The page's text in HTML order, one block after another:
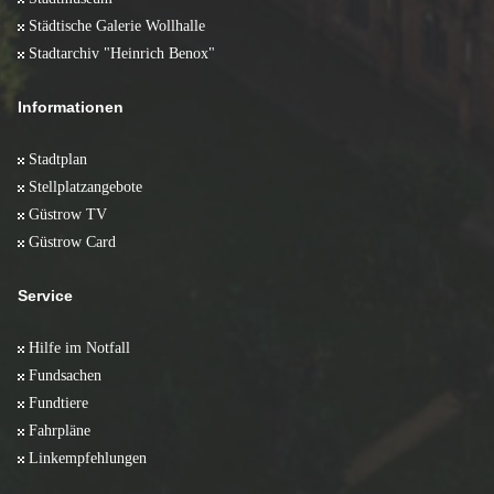
Städtische Galerie Wollhalle
Stadtarchiv "Heinrich Benox"
Informationen
Stadtplan
Stellplatzangebote
Güstrow TV
Güstrow Card
Service
Hilfe im Notfall
Fundsachen
Fundtiere
Fahrpläne
Linkempfehlungen